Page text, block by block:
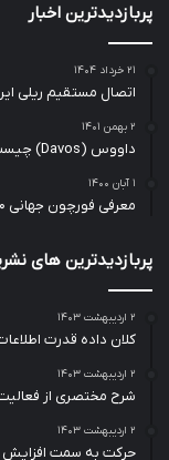
پربازدیدترین اخبار
۲۱ خرداد ۱۴۰۴
اتصال مستقیم ریلی
۲ بهمن ۱۴۰۱
داووس (Davos) چیست؟ میز مذاکره مجمع جهانی اقتصاد
۱ آبان ۱۴۰۰
معرفی فورچون جهانی ۵۰۰ و رتبه بندی ۵۰۰ شرکت برتر جهان
پربازدیدترین های
۲ اردیبهشت ۱۴۰۳
کلان داده قدرت
۲ اردیبهشت ۱۴۰۳
شرح مختصری از
۲ اردیبهشت ۱۴۰۳
حرکت به سمت افزایش